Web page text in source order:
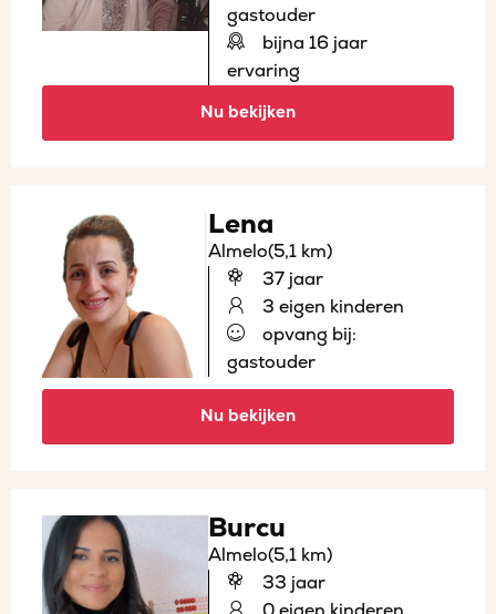
gastouder
bijna 16 jaar
ervaring
Nu bekijken
Lena
Almelo(5,1 km)
37 jaar
3 eigen kinderen
opvang bij:
gastouder
Nu bekijken
Burcu
Almelo(5,1 km)
33 jaar